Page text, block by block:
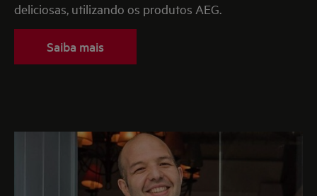
deliciosas, utilizando os produtos AEG.
Saiba mais